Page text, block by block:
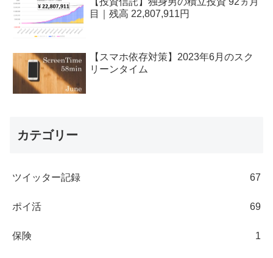
目｜残高 22,807,911円
【スマホ依存対策】2023年6月のスク
リーンタイム
カテゴリー
ツイッター記録 67
ポイ活 69
保険 1